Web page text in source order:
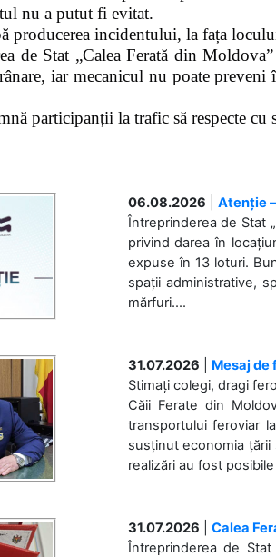
nu a putut fi evitat.
producerea incidentului, la fața
de Stat „Calea Ferată din
iar mecanicul nu poate
participanții la trafic să respecte cu
06.08.2026
Atenție
Întreprinderea de Stat
privind darea în
expuse în 13 loturi.
spații administrative,
mărfuri....
31.07.2026
Mesaj
Stimați colegi, dragi
Căii Ferate din
transportului feroviar
susținut economia
realizări au fost
31.07.2026
Calea
Întreprinderea de